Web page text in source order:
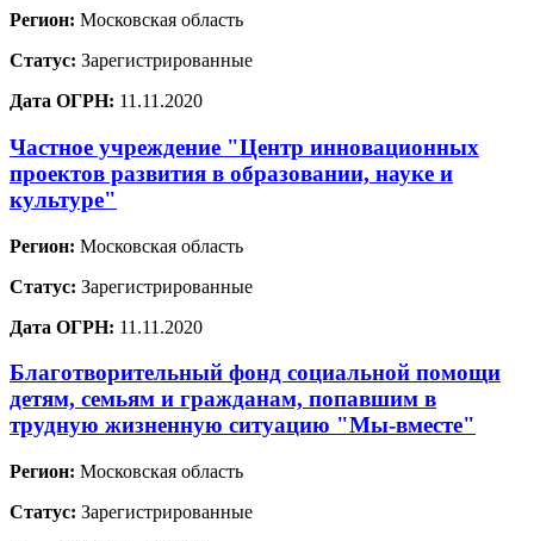
Регион: Московская область
Статус: Зарегистрированные
Дата ОГРН: 11.11.2020
Частное учреждение "Центр инновационных
проектов развития в образовании, науке и
культуре"
Регион: Московская область
Статус: Зарегистрированные
Дата ОГРН: 11.11.2020
Благотворительный фонд социальной помощи
детям, семьям и гражданам, попавшим в
трудную жизненную ситуацию "Мы-вместе"
Регион: Московская область
Статус: Зарегистрированные